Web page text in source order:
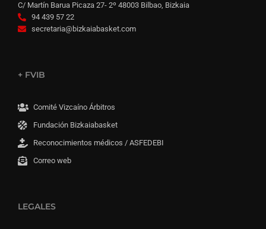
C/ Martín Barua Picaza 27- 2º 48003 Bilbao, Bizkaia
94 439 57 22
secretaria@bizkaiabasket.com
+ FVIB
Comité Vizcaíno Árbitros
Fundación Bizkaiabasket
Reconocimientos médicos / ASFEDEBI
Correo web
LEGALES